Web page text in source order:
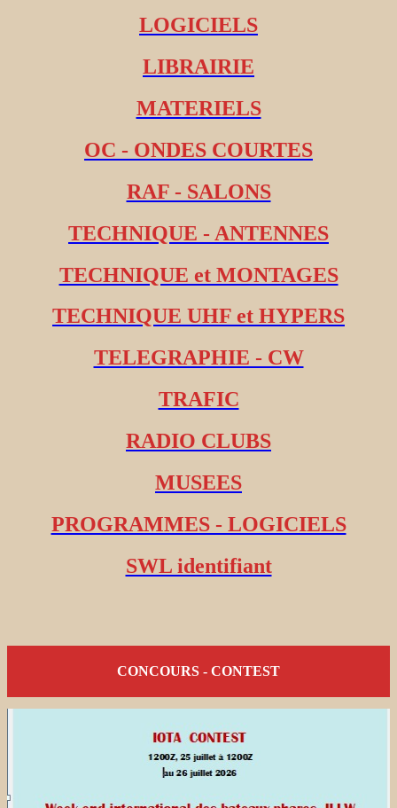
LOGICIELS
LIBRAIRIE
MATERIELS
OC - ONDES COURTES
RAF - SALONS
TECHNIQUE - ANTENNES
TECHNIQUE et MONTAGES
TECHNIQUE UHF et HYPERS
TELEGRAPHIE - CW
TRAFIC
RADIO CLUBS
MUSEES
PROGRAMMES - LOGICIELS
SWL identifiant
CONCOURS - CONTEST